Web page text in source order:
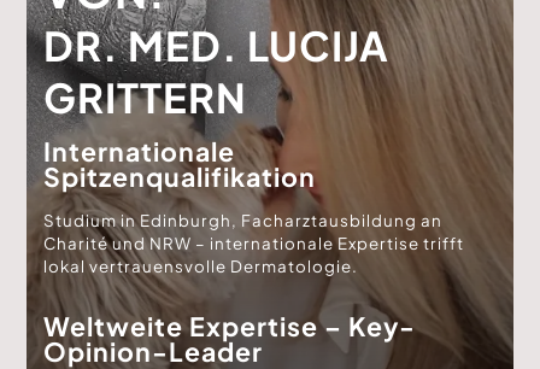
DR. MED. LUCIJA
GRITTERN
Internationale
Spitzenqualifikation
Studium in Edinburgh, Facharztausbildung an
Charité und NRW – internationale Expertise trifft
lokal vertrauensvolle Dermatologie.
Weltweite Expertise – Key-
Opinion-Leader